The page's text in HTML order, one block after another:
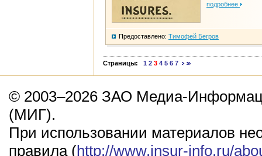
подробнее
Предоставлено: Тимофей Бегров
Страницы: 1 2 3 4 5 6 7
© 2003–2026 ЗАО Медиа-
(МИГ).
При использовании материалов
правила (http://www.insur-info.ru/